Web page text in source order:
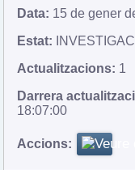
15 de gener
1
18:07:00